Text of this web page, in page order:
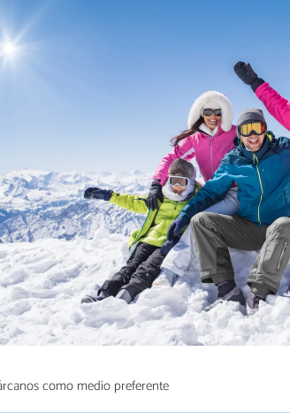
como medio preferente